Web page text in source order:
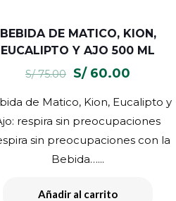
BEBIDA DE MATICO, KION,
EUCALIPTO Y AJO 500 ML
S/75.00
El
original
era:
S/ 75.00.
S/60.00
actual
es:
S/ 60.00.
de Matico, Kion, Eucalipto y
respira sin preocupaciones
sin preocupaciones con la
Bebida…...
Añadir al carrito